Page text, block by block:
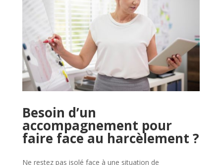
Besoin d’un
accompagnement pour
faire face au harcèlement ?
Ne restez pas isolé face à une situation de